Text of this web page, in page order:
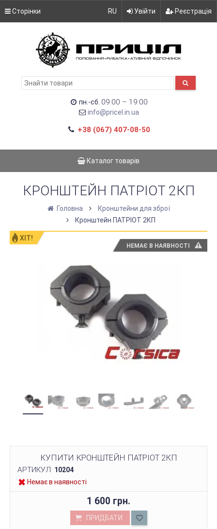
Сторінки RU Увійти Реєстрація
пн.-сб. 09:00 – 19:00
info@pricel.in.ua
+38 (067) 407-08-50
Каталог товарів
КРОНШТЕЙН ПАТРІОТ 2КП
Головна
Кронштейни для зброї
Кронштейн ПАТРІОТ 2КП
ХІТ!
НЕМАЄ В НАЯВНОСТІ
КУПИТИ КРОНШТЕЙН ПАТРІОТ 2КП
АРТИКУЛ: 10204
Немає в наявності
1 600 грн.
ПРИДБАТИ